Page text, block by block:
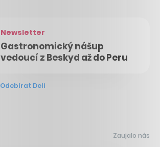
Newsletter
Gastronomický nášup
vedoucí z Beskyd až do Peru
Odebírat Deli
Zaujalo nás